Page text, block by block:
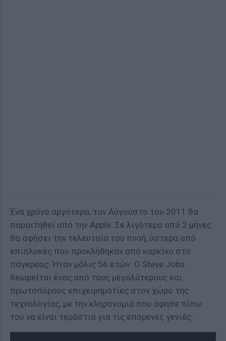
Ένα χρόνο αργότερα, τον Αύγουστο του 2011 θα
παραιτηθεί από την Apple. Σε λιγότερο από 2 μήνες
θα αφήσει την τελευταία του πνοή, ύστερα από
επιπλοκές που προκλήθηκαν από καρκίνο στο
πάγκρεας. Ήταν μόλις 56 ετών. Ο Steve Jobs
θεωρείται ένας από τους μεγαλύτερους και
πρωτοπόρους επιχειρηματίες στον χώρο της
τεχνολογίας, με την κληρονομιά που άφησε πίσω
του να είναι τεράστια για τις επόμενες γενιές.